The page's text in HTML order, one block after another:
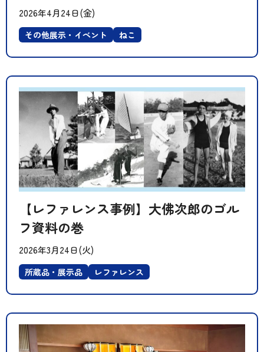
2026年4月24日(金)
その他展示・イベント ねこ
【レファレンス事例】大佛次郎のゴル
フ資料の巻
2026年3月24日(火)
所蔵品・展示品 レファレンス